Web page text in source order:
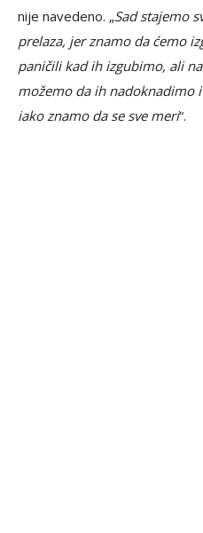
nije navedeno. „Sad stajemo
prelaza, jer znamo da ćemo
paničili kad ih izgubimo, ali
možemo da ih nadoknadimo
iako znamo da se sve meri“.